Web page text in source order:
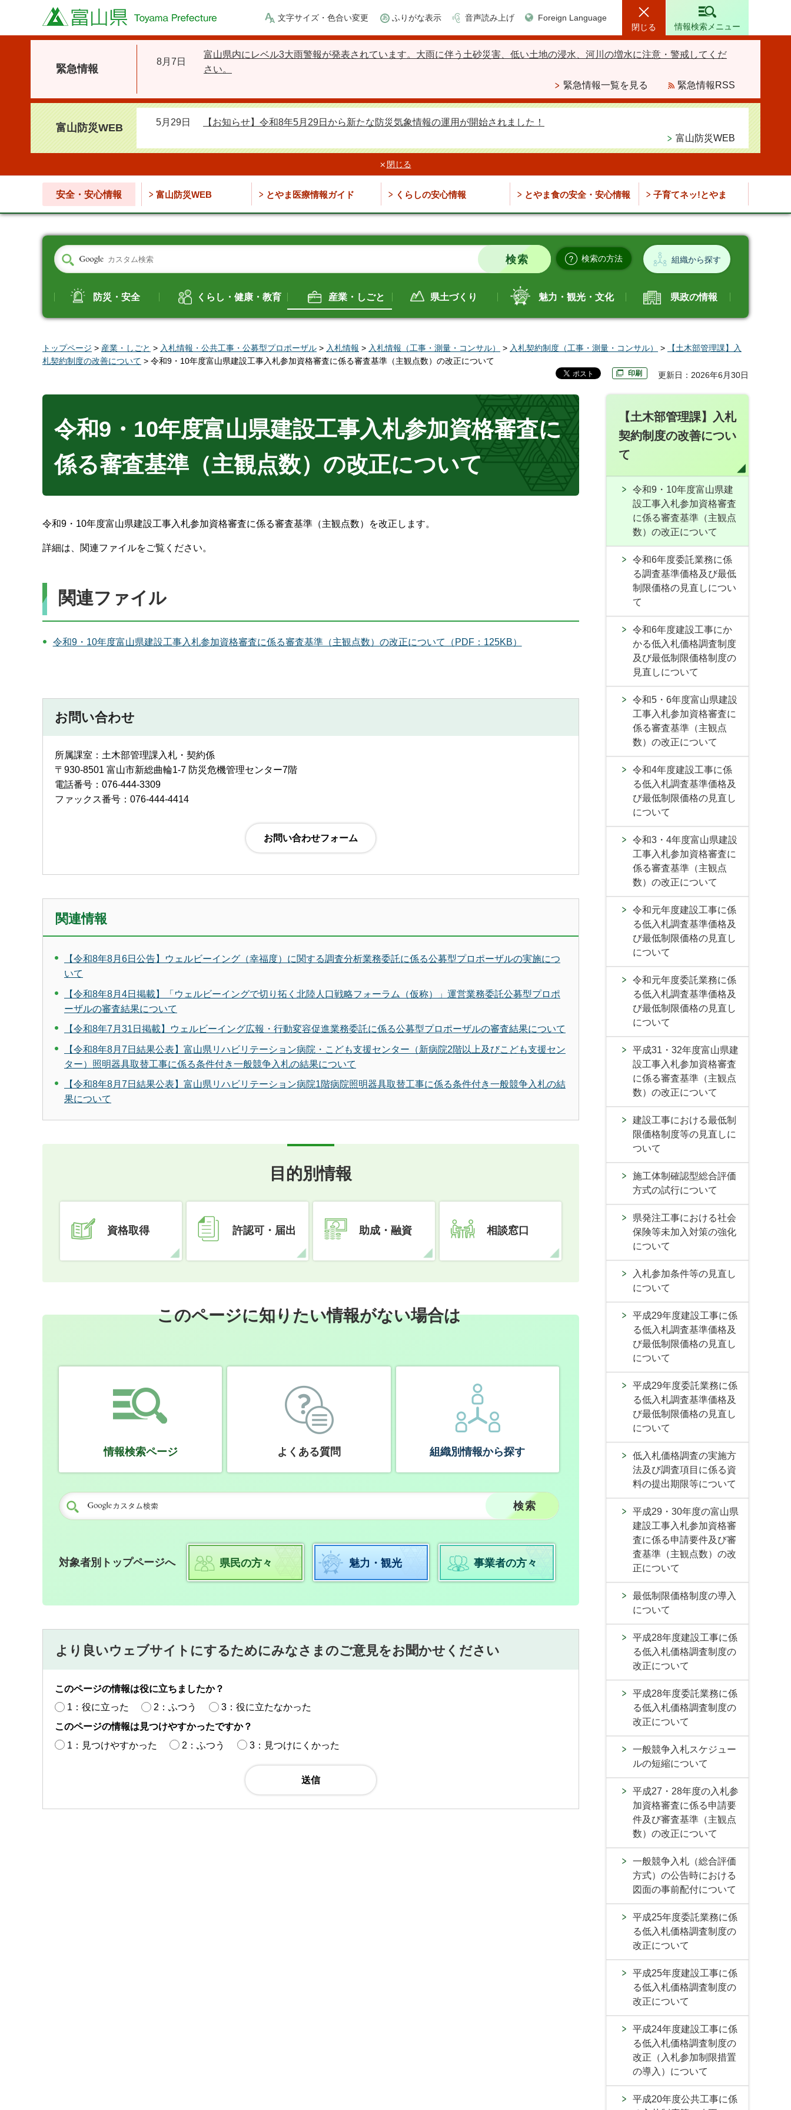
富山県 文字サイズ・色合い変更 ふりがな表示 音声読み上げ
Foreign Language
閉じる
情報検索メニュー
緊急情報
8月7日
富山県内にレベル3大雨警報が発表されています。大雨に伴う土砂災害、低い土地の浸水、河川の増水に注意・警戒してくだ
さい。
緊急情報一覧を見る
緊急情報RSS
富山防災WEB 5月29日
【お知らせ】令和8年5月29日から新たな防災気象情報の運用が開始されました！
富山防災WEB
閉じる
安全・安心情報 富山防災WEB とやま医療情報ガイド くらしの安心情報 とやま食の安全・安心情報 子育てネッ!とやま
検索の方法 組織から探す
防災・安全 くらし・健康・教育 産業・しごと 県土づくり 魅力・観光・文化 県政の情報
トップページ > 産業・しごと > 入札情報・公共工事・公募型プロポーザル > 入札情報 > 入札情報（工事・測量・コンサル） > 入札契約制度（工事・測量・コンサル） >
【土木部管理課】入
札契約制度の改善について > 令和9・10年度富山県建設工事入札参加資格審査に係る審査基準（主観点数）の改正について
印刷 更新日：2026年6月30日
令和9・10年度富山県建設工事入札参加資格審査に
係る審査基準（主観点数）の改正について
令和9・10年度富山県建設工事入札参加資格審査に係る審査基準（主観点数）を改正します。
詳細は、関連ファイルをご覧ください。
関連ファイル
令和9・10年度富山県建設工事入札参加資格審査に係る審査基準（主観点数）の改正について（PDF：125KB）
お問い合わせ
所属課室：土木部管理課入札・契約係
〒930-8501 富山市新総曲輪1-7 防災危機管理センター7階
電話番号：076-444-3309
ファックス番号：076-444-4414
関連情報
【令和8年8月6日公告】ウェルビーイング（幸福度）に関する調査分析業務委託に係る公募型プロポーザルの実施につ
いて
【令和8年8月4日掲載】「ウェルビーイングで切り拓く北陸人口戦略フォーラム（仮称）」運営業務委託公募型プロポ
ーザルの審査結果について
【令和8年7月31日掲載】ウェルビーイング広報・行動変容促進業務委託に係る公募型プロポーザルの審査結果について
【令和8年8月7日結果公表】富山県リハビリテーション病院・こども支援センター（新病院2階以上及びこども支援セン
ター）照明器具取替工事に係る条件付き一般競争入札の結果について
【令和8年8月7日結果公表】富山県リハビリテーション病院1階病院照明器具取替工事に係る条件付き一般競争入札の結
果について
目的別情報
資格取得 許認可・届出 助成・融資 相談窓口
このページに知りたい情報がない場合は
情報検索ページ よくある質問 組織別情報から探す
対象者別トップページへ 県民の方々 魅力・観光 事業者の方々
より良いウェブサイトにするためにみなさまのご意見をお聞かせください
このページの情報は役に立ちましたか？
1：役に立った
2：ふつう
3：役に立たなかった
このページの情報は見つけやすかったですか？
1：見つけやすかった
2：ふつう 3：見つけにくかった
【土木部管理課】入札
契約制度の改善につい
て
令和9・10年度富山県建
設工事入札参加資格審査
に係る審査基準（主観点
数）の改正について
令和6年度委託業務に係
る調査基準価格及び最低
制限価格の見直しについ
て
令和6年度建設工事にか
かる低入札価格調査制度
及び最低制限価格制度の
見直しについて
令和5・6年度富山県建設
工事入札参加資格審査に
係る審査基準（主観点
数）の改正について
令和4年度建設工事に係
る低入札調査基準価格及
び最低制限価格の見直し
について
令和3・4年度富山県建設
工事入札参加資格審査に
係る審査基準（主観点
数）の改正について
令和元年度建設工事に係
る低入札調査基準価格及
び最低制限価格の見直し
について
令和元年度委託業務に係
る低入札調査基準価格及
び最低制限価格の見直し
について
平成31・32年度富山県建
設工事入札参加資格審査
に係る審査基準（主観点
数）の改正について
建設工事における最低制
限価格制度等の見直しに
ついて
施工体制確認型総合評価
方式の試行について
県発注工事における社会
保険等未加入対策の強化
について
入札参加条件等の見直し
について
平成29年度建設工事に係
る低入札調査基準価格及
び最低制限価格の見直し
について
平成29年度委託業務に係
る低入札調査基準価格及
び最低制限価格の見直し
について
低入札価格調査の実施方
法及び調査項目に係る資
料の提出期限等について
平成29・30年度の富山県
建設工事入札参加資格審
査に係る申請要件及び審
査基準（主観点数）の改
正について
最低制限価格制度の導入
について
平成28年度建設工事に係
る低入札価格調査制度の
改正について
平成28年度委託業務に係
る低入札価格調査制度の
改正について
一般競争入札スケジュー
ルの短縮について
平成27・28年度の入札参
加資格審査に係る申請要
件及び審査基準（主観点
数）の改正について
一般競争入札（総合評価
方式）の公告時における
図面の事前配付について
平成25年度委託業務に係
る低入札価格調査制度の
改正について
平成25年度建設工事に係
る低入札価格調査制度の
改正について
平成24年度建設工事に係
る低入札価格調査制度の
改正（入札参加制限措置
の導入）について
平成20年度公共工事に係